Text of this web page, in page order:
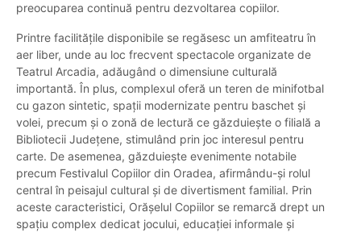
preocuparea continuă pentru dezvoltarea copiilor.
Printre facilitățile disponibile se regăsesc un amfiteatru în
aer liber, unde au loc frecvent spectacole organizate de
Teatrul Arcadia, adăugând o dimensiune culturală
importantă. În plus, complexul oferă un teren de minifotbal
cu gazon sintetic, spații modernizate pentru baschet și
volei, precum și o zonă de lectură ce găzduiește o filială a
Bibliotecii Județene, stimulând prin joc interesul pentru
carte. De asemenea, găzduiește evenimente notabile
precum Festivalul Copiilor din Oradea, afirmându-și rolul
central în peisajul cultural și de divertisment familial. Prin
aceste caracteristici, Orășelul Copiilor se remarcă drept un
spațiu complex dedicat jocului, educației informale și